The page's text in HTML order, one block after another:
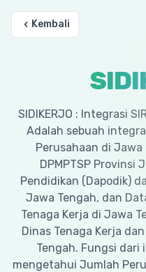
Kembali
SIDIKERJO : Integrasi
Adalah sebuah
Perusahaan di Jawa
DPMPTSP Provinsi
Pendidikan (Dapodik)
Jawa Tengah, dan
Tenaga Kerja di Jawa
Dinas Tenaga Kerja
Tengah. Fungsi
mengetahui Jumlah